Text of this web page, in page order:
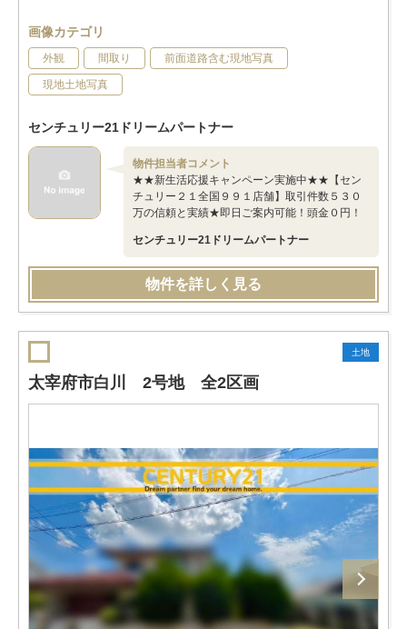
画像カテゴリ
外観 間取り 前面道路含む現地写真
現地土地写真
センチュリー21ドリームパートナー
物件担当者コメント
★★新生活応援キャンペーン実施中★★【セン
チュリー２１全国９９１店舗】取引件数５３０
万の信頼と実績★即日ご案内可能！頭金０円！
センチュリー21ドリームパートナー
物件を詳しく見る
土地
太宰府市白川 2号地 全2区画